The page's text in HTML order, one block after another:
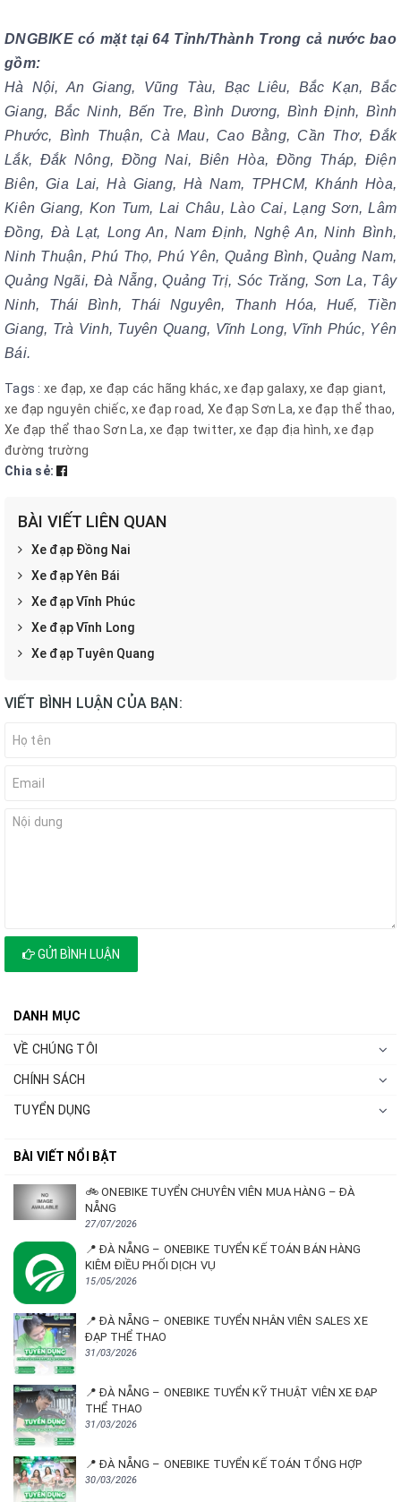
DNGBIKE có mặt tại 64 Tỉnh/Thành Trong cả nước bao
gồm:
Hà Nội, An Giang, Vũng Tàu, Bạc Liêu, Bắc Kạn, Bắc
Giang, Bắc Ninh, Bến Tre, Bình Dương, Bình Định, Bình
Phước, Bình Thuận, Cà Mau, Cao Bằng, Cần Thơ, Đắk
Lắk, Đắk Nông, Đồng Nai, Biên Hòa, Đồng Tháp, Điện
Biên, Gia Lai, Hà Giang, Hà Nam, TPHCM, Khánh Hòa,
Kiên Giang, Kon Tum, Lai Châu, Lào Cai, Lạng Sơn, Lâm
Đồng, Đà Lạt, Long An, Nam Định, Nghệ An, Ninh Bình,
Ninh Thuận, Phú Thọ, Phú Yên, Quảng Bình, Quảng Nam,
Quảng Ngãi, Đà Nẵng, Quảng Trị, Sóc Trăng, Sơn La, Tây
Ninh, Thái Bình, Thái Nguyên, Thanh Hóa, Huế, Tiền
Giang, Trà Vinh, Tuyên Quang, Vĩnh Long, Vĩnh Phúc, Yên
Bái.
Tags : xe đạp, xe đạp các hãng khác,xe đạp galaxy, xe đạp giant,
xe đạp nguyên chiếc,xe đạp road, Xe đạp Sơn La,xe đạp thể thao,
Xe đạp thể thao Sơn La, xe đạp twitter, xe đạp địa hình,xe đạp
đường trường
Chia sẻ:
BÀI VIẾT LIÊN QUAN
Xe đạp Đồng Nai
Xe đạp Yên Bái
Xe đạp Vĩnh Phúc
Xe đạp Vĩnh Long
Xe đạp Tuyên Quang
VIẾT BÌNH LUẬN CỦA BẠN:
GỬI BÌNH LUẬN
DANH MỤC
VỀ CHÚNG TÔI
CHÍNH SÁCH
TUYỂN DỤNG
BÀI VIẾT NỔI BẬT
🚲 ONEBIKE TUYỂN CHUYÊN VIÊN MUA HÀNG – ĐÀ
NẴNG
27/07/2026
📍 ĐÀ NẴNG – ONEBIKE TUYỂN KẾ TOÁN BÁN HÀNG
KIÊM ĐIỀU PHỐI DỊCH VỤ
15/05/2026
📍 ĐÀ NẴNG – ONEBIKE TUYỂN NHÂN VIÊN SALES XE
ĐẠP THỂ THAO
31/03/2026
📍 ĐÀ NẴNG – ONEBIKE TUYỂN KỸ THUẬT VIÊN XE ĐẠP
THỂ THAO
31/03/2026
📍 ĐÀ NẴNG – ONEBIKE TUYỂN KẾ TOÁN TỔNG HỢP
30/03/2026